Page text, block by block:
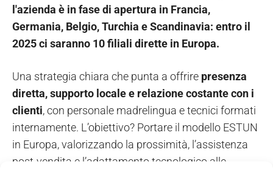
l'azienda è in fase di apertura in Francia,
Germania, Belgio, Turchia e Scandinavia: entro il
2025 ci saranno 10 filiali dirette in Europa.
Una strategia chiara che punta a offrire presenza
diretta, supporto locale e relazione costante con i
clienti, con personale madrelingua e tecnici formati
internamente. L’obiettivo? Portare il modello ESTUN
in Europa, valorizzando la prossimità, l’assistenza
post-vendita e l’adattamento tecnologico alle